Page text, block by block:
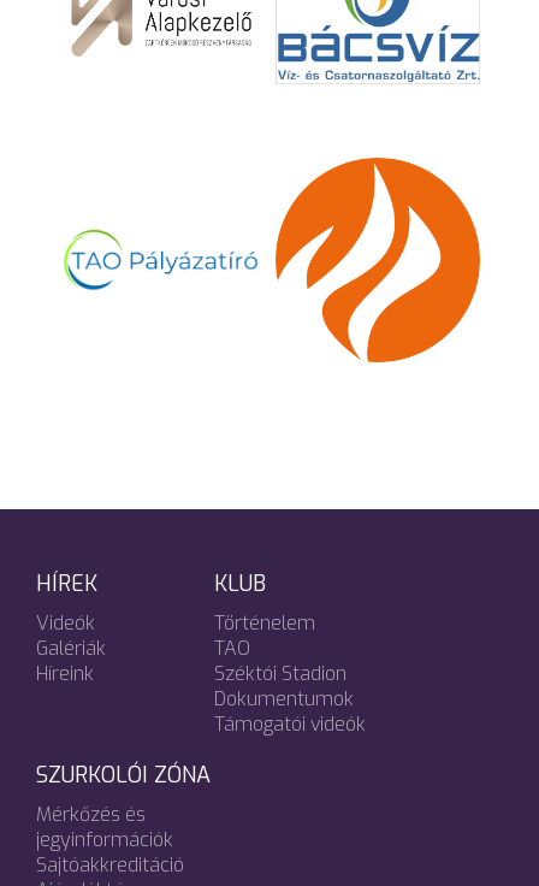
HÍREK
Videók
Galériák
Híreink
KLUB
Történelem
TAO
Széktói Stadion
Dokumentumok
Támogatói videók
SZURKOLÓI ZÓNA
Mérkőzés és
jegyinformációk
Sajtóakkreditáció